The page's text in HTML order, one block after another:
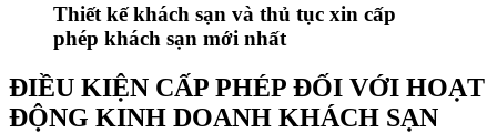
Thiết kế khách sạn và thủ tục xin cấp
phép khách sạn mới nhất
ĐIỀU KIỆN CẤP PHÉP ĐỐI VỚI HOẠT
ĐỘNG KINH DOANH KHÁCH SẠN